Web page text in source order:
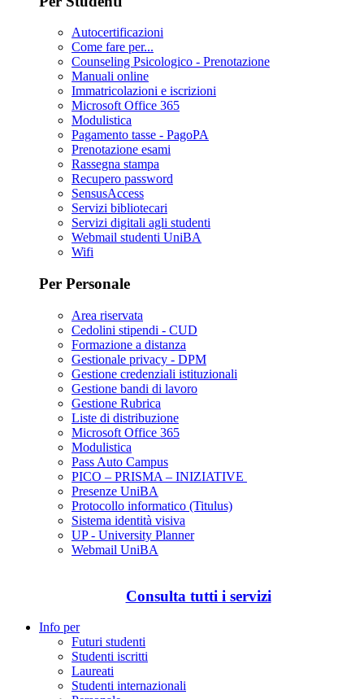
Autocertificazioni
Come fare per...
Counseling Psicologico - Prenotazione
Manuali online
Immatricolazioni e iscrizioni
Microsoft Office 365
Modulistica
Pagamento tasse - PagoPA
Prenotazione esami
Rassegna stampa
Recupero password
SensusAccess
Servizi bibliotecari
Servizi digitali agli studenti
Webmail studenti UniBA
Wifi
Per Personale
Area riservata
Cedolini stipendi - CUD
Formazione a distanza
Gestionale privacy - DPM
Gestione credenziali istituzionali
Gestione bandi di lavoro
Gestione Rubrica
Liste di distribuzione
Microsoft Office 365
Modulistica
Pass Auto Campus
PICO – PRISMA – INIZIATIVE
Presenze UniBA
Protocollo informatico (Titulus)
Sistema identità visiva
UP - University Planner
Webmail UniBA
Consulta tutti i servizi
Info per
Futuri studenti
Studenti iscritti
Laureati
Studenti internazionali